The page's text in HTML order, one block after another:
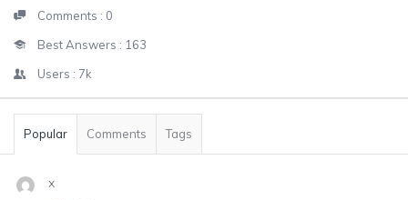
Comments : 0
Best Answers : 163
Users : 7k
Popular Comments Tags
x